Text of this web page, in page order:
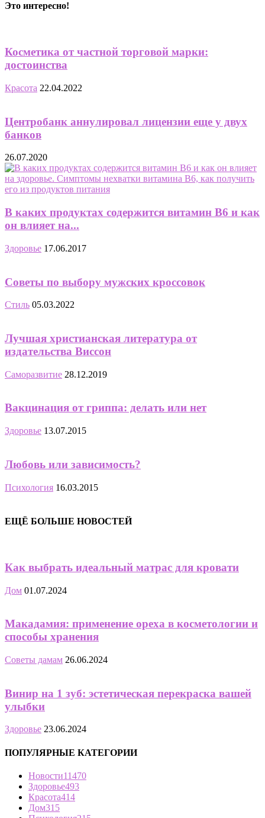
Это интересно!
Косметика от частной торговой марки:
достоинства
Красота 22.04.2022
Центробанк аннулировал лицензии еще у двух
банков
26.07.2020
В каких продуктах содержится витамин В6 и как
он влияет на...
Здоровье 17.06.2017
Советы по выбору мужских кроссовок
Стиль 05.03.2022
Лучшая христианская литература от
издательства Виссон
Саморазвитие 28.12.2019
Вакцинация от гриппа: делать или нет
Здоровье 13.07.2015
Любовь или зависимость?
Психология 16.03.2015
ЕЩЁ БОЛЬШЕ НОВОСТЕЙ
Как выбрать идеальный матрас для кровати
Дом 01.07.2024
Макадамия: применение ореха в косметологии и
способы хранения
Советы дамам 26.06.2024
Винир на 1 зуб: эстетическая перекраска вашей
улыбки
Здоровье 23.06.2024
ПОПУЛЯРНЫЕ КАТЕГОРИИ
Новости11470
Здоровье493
Красота414
Дом315